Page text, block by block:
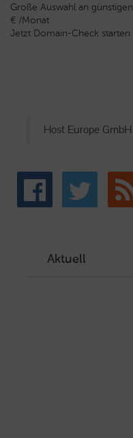
Große Auswahl an
€ /Monat
Jetzt Domain-Check starten
Host Europe GmbH
Aktuell